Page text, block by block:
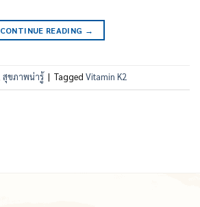
CONTINUE READING →
สุขภาพน่ารู้ | Tagged Vitamin K2